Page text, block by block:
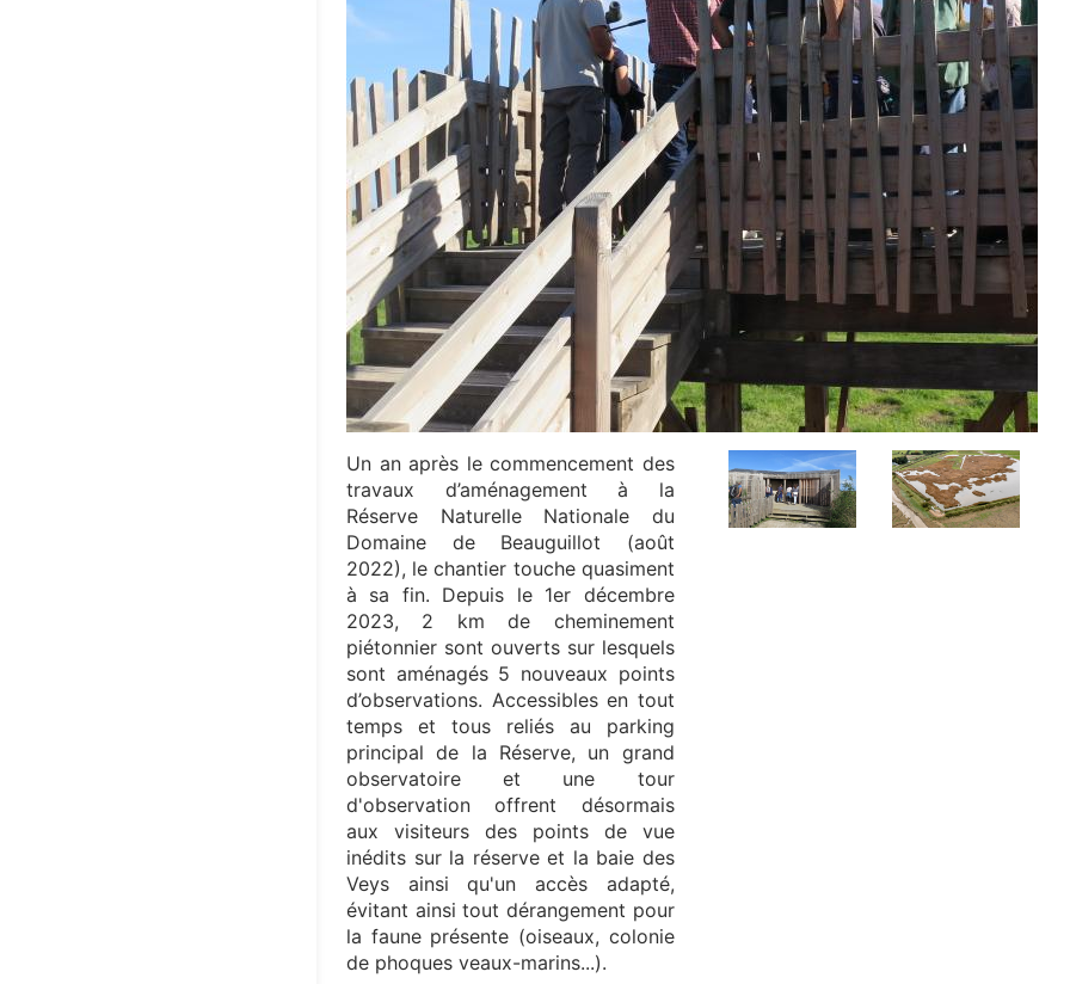
Un an après le commencement des
travaux d’aménagement à la
Réserve Naturelle Nationale du
Domaine de Beauguillot (août
2022), le chantier touche quasiment
à sa fin. Depuis le 1er décembre
2023, 2 km de cheminement
piétonnier sont ouverts sur lesquels
sont aménagés 5 nouveaux points
d’observations. Accessibles en tout
temps et tous reliés au parking
principal de la Réserve, un grand
observatoire et une tour
d'observation offrent désormais
aux visiteurs des points de vue
inédits sur la réserve et la baie des
Veys ainsi qu'un accès adapté,
évitant ainsi tout dérangement pour
la faune présente (oiseaux, colonie
de phoques veaux-marins...).